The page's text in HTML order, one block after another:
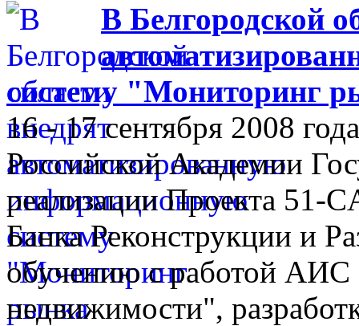
В Белгородской
систему "Мониторинг
16 - 17 сентября 2008
Российской Академии
реализации Проекта 51-
Банка Реконструкции и
обучению с работой
недвижимости",